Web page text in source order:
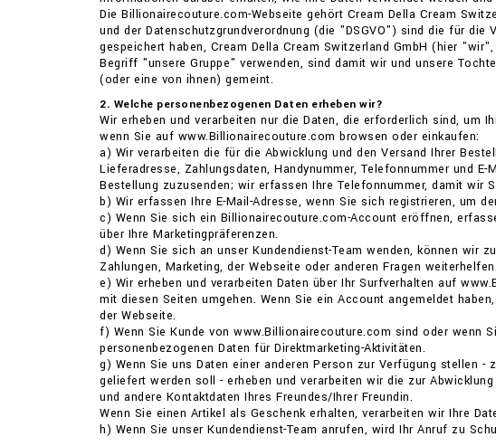
Die Billionairecouture.com-Webseite gehört Cream Della Cream
und der Datenschutzgrundverordnung (die "DSGVO") sind die für
gespeichert haben, Cream Della Cream Switzerland GmbH (hier
Begriff "unsere Gruppe" verwenden, sind damit wir und unsere
(oder eine von ihnen) gemeint.
2. Welche personenbezogenen Daten erheben wir?
Wir erheben und verarbeiten nur die Daten, die erforderlich sind, um
wenn Sie auf www.Billionairecouture.com browsen oder einkaufen:
a) Wir verarbeiten die für die Abwicklung und den Versand Ihrer
Lieferadresse, Zahlungsdaten, Handynummer, Telefonnummer und
Bestellung zuzusenden; wir erfassen Ihre Telefonnummer, damit wir
b) Wir erfassen Ihre E-Mail-Adresse, wenn Sie sich registrieren, um
c) Wenn Sie sich ein Billionairecouture.com-Account eröffnen,
über Ihre Marketingpräferenzen.
d) Wenn Sie sich an unser Kundendienst-Team wenden, können wir
Zahlungen, Marketing, der Webseite oder anderen Fragen weiterhelfen.
e) Wir erheben und verarbeiten Daten über Ihr Surfverhalten auf
mit diesen Seiten umgehen. Wenn Sie ein Account angemeldet
der Webseite.
f) Wenn Sie Kunde von www.Billionairecouture.com sind oder wenn
personenbezogenen Daten für Direktmarketing-Aktivitäten.
g) Wenn Sie uns Daten einer anderen Person zur Verfügung stellen
geliefert werden soll - erheben und verarbeiten wir die zur
und andere Kontaktdaten Ihres Freundes/Ihrer Freundin.
Wenn Sie einen Artikel als Geschenk erhalten, verarbeiten wir Ihre
h) Wenn Sie unser Kundendienst-Team anrufen, wird Ihr Anruf zu